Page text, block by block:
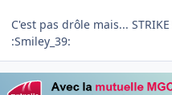
C'est pas drôle mais... STRIKE
:Smiley_39: